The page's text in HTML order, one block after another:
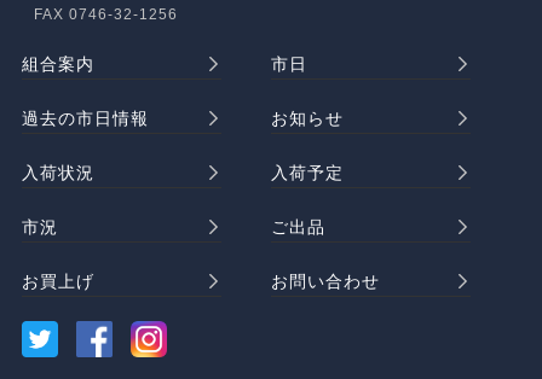
FAX 0746-32-1256
組合案内 市日
過去の市日情報 お知らせ
入荷状況 入荷予定
市況 ご出品
お買上げ お問い合わせ